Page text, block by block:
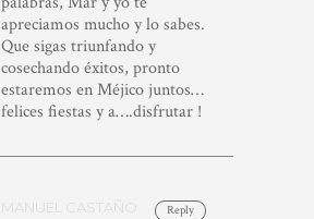
apreciamos mucho y lo sabes.
Que sigas triunfando y
cosechando éxitos, pronto
estaremos en Méjico juntos…
felices fiestas y a….disfrutar !
Reply